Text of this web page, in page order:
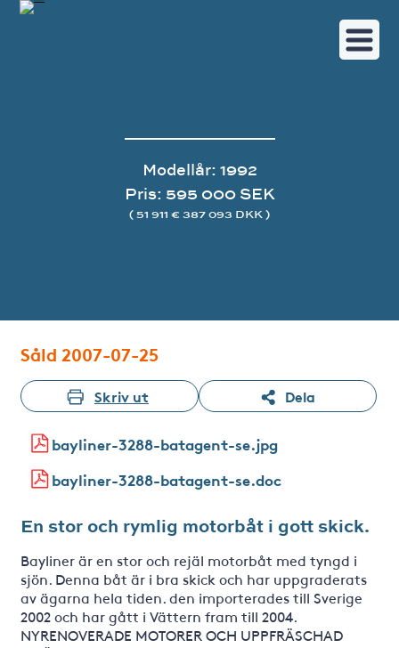
Modellår: 1992
Pris: 595 000 SEK
( 51 911 € 387 093 DKK )
Såld 2007-07-25
Skriv ut Dela
bayliner-3288-batagent-se.jpg
bayliner-3288-batagent-se.doc
En stor och rymlig motorbåt i gott skick.
Bayliner är en stor och rejäl motorbåt med tyngd i
sjön. Denna båt är i bra skick och har uppgraderats
av ägarna hela tiden. den importerades till Sverige
2002 och har gått i Vättern fram till 2004.
NYRENOVERADE MOTORER OCH UPPFRÄSCHAD